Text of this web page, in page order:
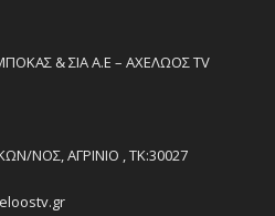
& ΣΙΑ Α.Ε – ΑΧΕΛΩΟΣ TV
ΝΟΣ, ΑΓΡΙΝΙΟ , ΤΚ:30027